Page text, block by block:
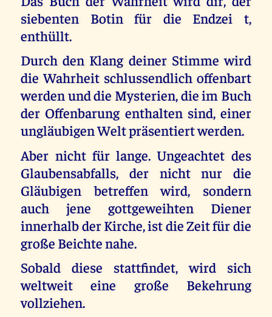
siebenten Botin für die Endzei t,
enthüllt.
Durch den Klang deiner Stimme wird
die Wahrheit schlussendlich offenbart
werden und die Mysterien, die im Buch
der Offenbarung enthalten sind, einer
ungläubigen Welt präsentiert werden.
Aber nicht für lange. Ungeachtet des
Glaubensabfalls, der nicht nur die
Gläubigen betreffen wird, sondern
auch jene gottgeweihten Diener
innerhalb der Kirche, ist die Zeit für die
große Beichte nahe.
Sobald diese stattfindet, wird sich
weltweit eine große Bekehrung
vollziehen.